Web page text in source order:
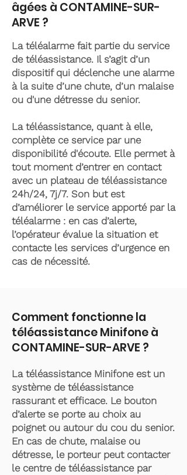
âgées à CONTAMINE-SUR-
ARVE ?
La téléalarme fait partie du service
de téléassistance. Il s’agit d’un
dispositif qui déclenche une alarme
à la suite d’une chute, d’un malaise
ou d'une détresse du senior.
La téléassistance, quant à elle,
complète ce service par une
disponibilité d'écoute. Elle permet à
tout moment d’entrer en contact
avec un plateau de téléassistance
24h/24, 7j/7. Son but est
d’améliorer le service apporté par la
téléalarme : en cas d’alerte,
l’opérateur évalue la situation et
contacte les services d’urgence en
cas de nécessité.
Comment fonctionne la
téléassistance Minifone à
CONTAMINE-SUR-ARVE ?
La téléassistance Minifone est un
système de téléassistance
rassurant et efficace. Le bouton
d’alerte se porte au choix au
poignet ou autour du cou du senior.
En cas de chute, malaise ou
détresse, le porteur peut contacter
le centre de téléassistance par